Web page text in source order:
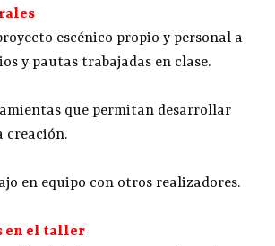
escénico propio y personal a
y pautas trabajadas en clase.
que permitan desarrollar
creación.
en equipo con otros realizadores.
en el taller